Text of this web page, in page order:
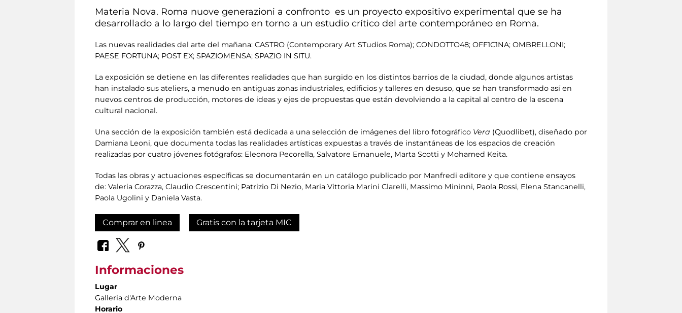
Materia Nova. Roma nuove generazioni a confronto es un proyecto expositivo experimental que se ha
desarrollado a lo largo del tiempo en torno a un estudio crítico del arte contemporáneo en Roma.
Las nuevas realidades del arte del mañana: CASTRO (Contemporary Art STudios Roma); CONDOTTO48; OFF1C1NA; OMBRELLONI;
PAESE FORTUNA; POST EX; SPAZIOMENSA; SPAZIO IN SITU.
La exposición se detiene en las diferentes realidades que han surgido en los distintos barrios de la ciudad, donde algunos artistas
han instalado sus ateliers, a menudo en antiguas zonas industriales, edificios y talleres en desuso, que se han transformado así en
nuevos centros de producción, motores de ideas y ejes de propuestas que están devolviendo a la capital al centro de la escena
cultural nacional.
Una sección de la exposición también está dedicada a una selección de imágenes del libro fotográfico Vera (Quodlibet), diseñado por
Damiana Leoni, que documenta todas las realidades artísticas expuestas a través de instantáneas de los espacios de creación
realizadas por cuatro jóvenes fotógrafos: Eleonora Pecorella, Salvatore Emanuele, Marta Scotti y Mohamed Keita.
Todas las obras y actuaciones específicas se documentarán en un catálogo publicado por Manfredi editore y que contiene ensayos
de: Valeria Corazza, Claudio Crescentini; Patrizio Di Nezio, Maria Vittoria Marini Clarelli, Massimo Mininni, Paola Rossi, Elena Stancanelli,
Paola Ugolini y Daniela Vasta.
Comprar en linea Gratis con la tarjeta MIC
Informaciones
Lugar
Galleria d'Arte Moderna
Horario